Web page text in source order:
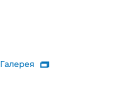
Галерея 